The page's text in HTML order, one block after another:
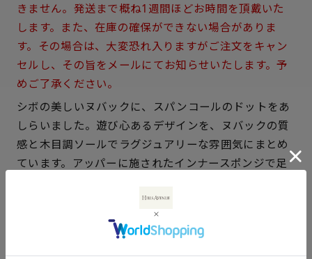
21.5cm × 在庫なし
22cm × 在庫なし
× 在庫なし
きません。発送まで概ね1週間ほどお時間を頂戴いた
します。また、在庫の確保ができない場合がありま
す。その場合は、大変恐れ入りますがご注文をキャン
セルし、その旨をメールにてお知らせいたします。予
めご了承ください。
シボの美しいヌバックに、スパンコールのドットをあ
しらいました。遊び心あるデザインを、ヌバックの質
感と木目調ソールでラグジュアリーな雰囲気にまとめ
ています。アッパーに施されたインナースポンジで足
ウェーブソール」のアイテムです。